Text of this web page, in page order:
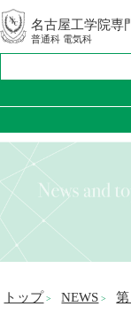
名古屋工学院専
普通科 電気科
トップ > NEWS >